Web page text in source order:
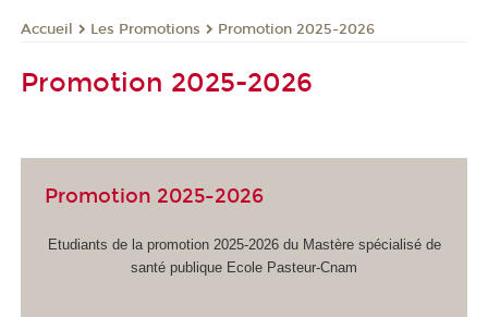
Accueil Les Promotions Promotion 2025-2026
Promotion 2025-2026
Promotion 2025-2026
Etudiants de la promotion 2025-2026 du Mastère spécialisé de
santé publique Ecole Pasteur-Cnam